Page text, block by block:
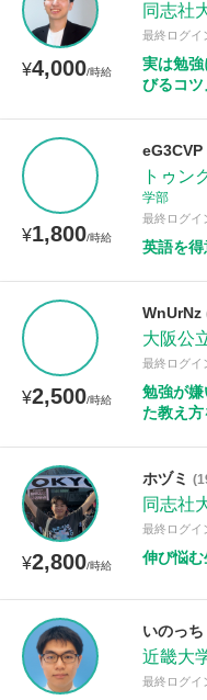
¥4,000/時給
同志社
最終ログイ
実は勉
びるコツ
¥1,800/時給
eG3CVP
トゥン
学部
最終ログイ
英語を得
¥2,500/時給
WnUrNz
大阪公
最終ログイ
勉強が
た教え方
¥2,800/時給
ホヅミ
同志社
最終ログイ
伸び悩む
いのっち
近畿大
最終ログイ
土曜日 日曜日
所属大学
距離：15km以内